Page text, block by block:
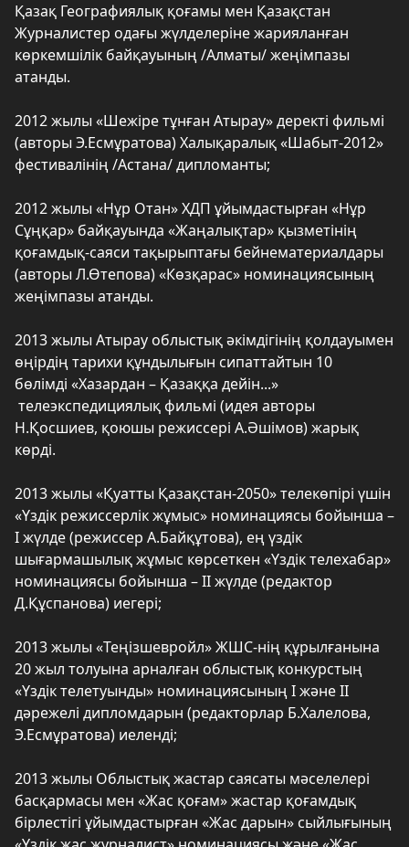
Қазақ Географиялық қоғамы мен Қазақстан
Журналистер одағы жүлделеріне жарияланған
көркемшілік байқауының /Алматы/ жеңімпазы
атанды.
2012 жылы «Шежіре тұнған Атырау» деректі фильмі
(авторы Э.Есмұратова) Халықаралық «Шабыт-2012»
фестивалінің /Астана/ дипломанты;
2012 жылы «Нұр Отан» ХДП ұйымдастырған «Нұр
Сұңқар» байқауында «Жаңалықтар» қызметінің
қоғамдық-саяси тақырыптағы бейнематериалдары
(авторы Л.Өтепова) «Көзқарас» номинациясының
жеңімпазы атанды.
2013 жылы Атырау облыстық әкімдігінің қолдауымен
өңірдің тарихи құндылығын сипаттайтын 10
бөлімді «Хазардан – Қазаққа дейін...»
телеэкспедициялық фильмі (идея авторы
Н.Қосшиев, қоюшы режиссері А.Әшімов) жарық
көрді.
2013 жылы «Қуатты Қазақстан-2050» телекөпірі үшін
«Үздік режиссерлік жұмыс» номинациясы бойынша –
І жүлде (режиссер А.Байқұтова), ең үздік
шығармашылық жұмыс көрсеткен «Үздік телехабар»
номинациясы бойынша – ІІ жүлде (редактор
Д.Құспанова) иегері;
2013 жылы «Теңізшевройл» ЖШС-нің құрылғанына
20 жыл толуына арналған облыстық конкурстың
«Үздік телетуынды» номинациясының І және ІІ
дәрежелі дипломдарын (редакторлар Б.Халелова,
Э.Есмұратова) иеленді;
2013 жылы Облыстық жастар саясаты мәселелері
басқармасы мен «Жас қоғам» жастар қоғамдық
бірлестігі ұйымдастырған «Жас дарын» сыйлығының